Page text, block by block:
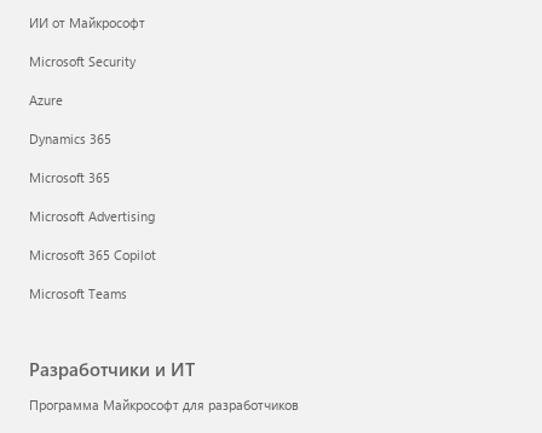
ИИ от Майкрософт
Microsoft Security
Azure
Dynamics 365
Microsoft 365
Microsoft Advertising
Microsoft 365 Copilot
Microsoft Teams
Разработчики и ИТ
Программа Майкрософт для разработчиков